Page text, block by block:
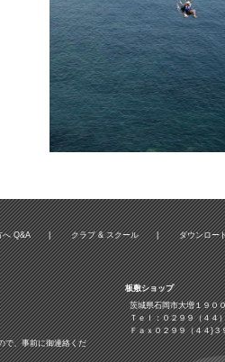
へ Q&A | クラブ & スクール | ダウンロー
で、事前に御連絡くだ
板敷ショップ
茨城県石岡市大増１９０
Ｔｅｌ：０２９９（４４
Ｆａｘ０２９９（４４)３